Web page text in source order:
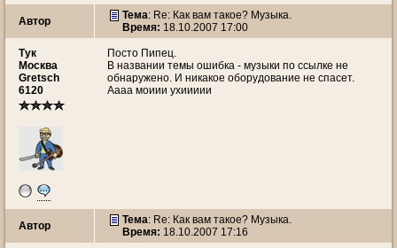
Автор Тема: Re: Как вам такое? Музыка.
Время: 18.10.2007 17:00
Тук
Москва
Gretsch
6120
Посто Пипец.
В названии темы ошибка - музыки по ссылке не
обнаружено. И никакое оборудование не спасет.
Аааа моиии ухиииии
Автор Тема: Re: Как вам такое? Музыка.
Время: 18.10.2007 17:16